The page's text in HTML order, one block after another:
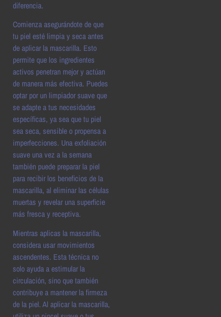
diferencia.
Comienza asegurándote de que
tu piel esté limpia y seca antes
de aplicar la mascarilla. Esto
permite que los ingredientes
activos penetran mejor y actúan
de manera más efectiva. Puedes
optar por un limpiador suave que
se adapte a tus necesidades
específicas, ya sea que tu piel
sea seca, sensible o propensa a
imperfecciones. Una exfoliación
suave una vez a la semana
también puede preparar la piel
para recibir los beneficios de la
mascarilla, al eliminar las células
muertas y revelar una superficie
más fresca y receptiva.
Mientras aplicas la mascarilla,
considera usar movimientos
ascendentes. Esta técnica no
solo ayuda a estimular la
circulación, sino que también
contribuye a mantener la firmeza
de la piel. Al aplicar la mascarilla,